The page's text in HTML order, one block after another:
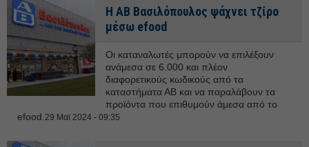
Η ΑΒ Βασιλόπουλος ψάχνει τζίρο
μέσω efood
Οι καταναλωτές μπορούν να επιλέξουν
ανάμεσα σε 6.000 και πλέον
διαφορετικούς κωδικούς από τα
καταστήματα ΑΒ και να παραλάβουν τα
προϊόντα που επιθυμούν άμεσα από το
efood. 29 Μαϊ 2024 - 09:35